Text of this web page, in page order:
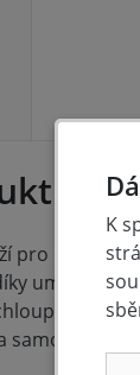
pro lepší
samostatné
K